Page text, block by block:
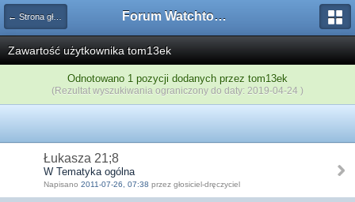
← Strona główna Forum Watchtower
Zawartość użytkownika tom13ek
Odnotowano 1 pozycji dodanych przez tom13ek
(Rezultat wyszukiwania ograniczony do daty: 2019-04-24 )
Łukasza 21;8
W Tematyka ogólna
Napisano 2011-07-26, 07:38 przez głosiciel-dręczyciel